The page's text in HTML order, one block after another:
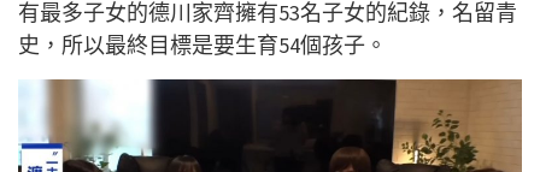
有最多子女的德川家齊擁有53名子女的紀錄，名留青
史，所以最終目標是要生育54個孩子。